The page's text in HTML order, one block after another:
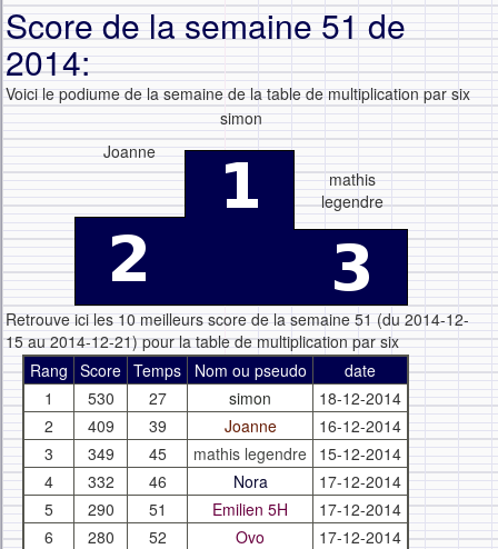
Score de la semaine 51 de
2014:
Voici le podiume de la semaine de la table de multiplication par six
Joanne
simon
mathis
legendre
Retrouve ici les 10 meilleurs score de la semaine 51 (du 2014-12-
15 au 2014-12-21) pour la table de multiplication par six
Rang Score Temps Nom ou pseudo
date
1
530 27 simon
18-12-2014
2
409 39 Joanne
16-12-2014
3
349 45 mathis legendre 15-12-2014
4
332 46 Nora
17-12-2014
5
290 51 Emilien 5H
17-12-2014
6
280 52 Ovo
17-12-2014